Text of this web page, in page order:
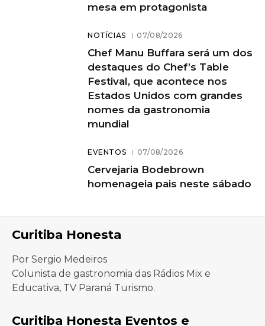
mesa em protagonista
NOTÍCIAS 07/08/2026
Chef Manu Buffara será um dos
destaques do Chef’s Table
Festival, que acontece nos
Estados Unidos com grandes
nomes da gastronomia
mundial
EVENTOS 07/08/2026
Cervejaria Bodebrown
homenageia pais neste sábado
Curitiba Honesta
Por Sergio Medeiros
Colunista de gastronomia das Rádios Mix e
Educativa, TV Paraná Turismo.
Curitiba Honesta Eventos e